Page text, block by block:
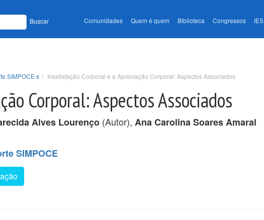
Buscar Comunidades Quem é quem Biblioteca Congressos IES
SIMPOCE s Insatisfação Corporal e a Apreciação Corporal: Aspectos Associados
Corporal: Aspectos Associados
Alves Lourenço (Autor), Ana Carolina Soares Amaral
SIMPOCE